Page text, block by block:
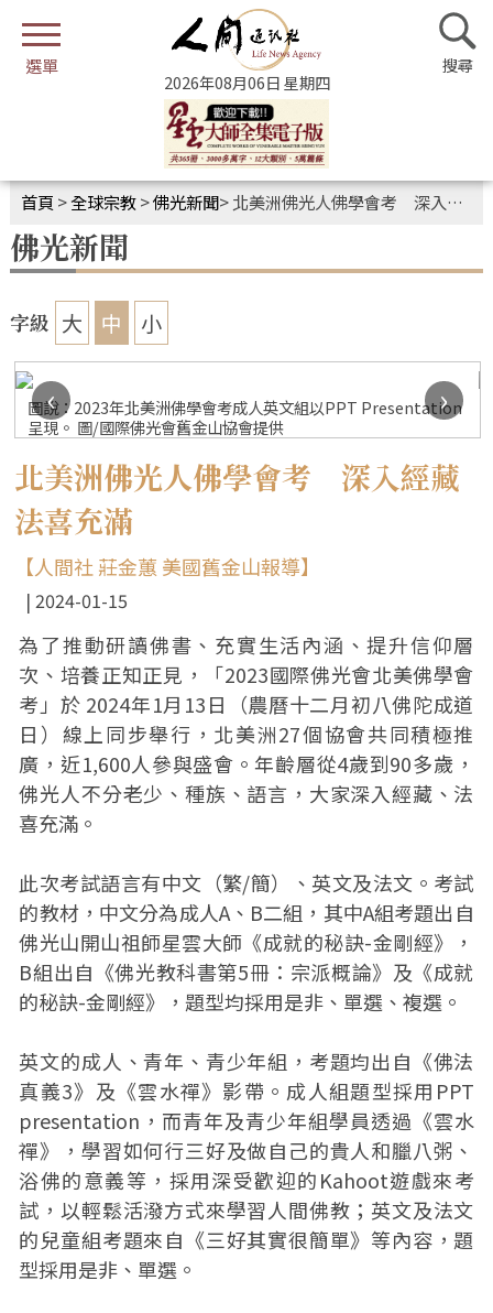
2026年08月06日 星期四
首頁 >全球宗教>佛光新聞>北美洲佛光人佛學會考 深入經藏法喜充滿
佛光新聞
字級 大 中 小
圖說：2023年北美洲佛學會考成人英文組以PPT Presentation
呈現。 圖/國際佛光會舊金山協會提供
‹
›
北美洲佛光人佛學會考 深入經藏
法喜充滿
【人間社 莊金蕙 美國舊金山報導】
2024-01-15
為了推動研讀佛書、充實生活內涵、提升信仰層
次、培養正知正見，「2023國際佛光會北美佛學會
考」於 2024年1月13日（農曆十二月初八佛陀成道
日）線上同步舉行，北美洲27個協會共同積極推
廣，近1,600人參與盛會。年齡層從4歲到90多歲，
佛光人不分老少、種族、語言，大家深入經藏、法
喜充滿。
此次考試語言有中文（繁/簡）、英文及法文。考試
的教材，中文分為成人A、B二組，其中A組考題出自
佛光山開山祖師星雲大師《成就的秘訣-金剛經》，
B組出自《佛光教科書第5冊：宗派概論》及《成就
的秘訣-金剛經》，題型均採用是非、單選、複選。
英文的成人、青年、青少年組，考題均出自《佛法
真義3》及《雲水禪》影帶。成人組題型採用PPT
presentation，而青年及青少年組學員透過《雲水
禪》，學習如何行三好及做自己的貴人和臘八粥、
浴佛的意義等，採用深受歡迎的Kahoot遊戲來考
試，以輕鬆活潑方式來學習人間佛教；英文及法文
的兒童組考題來自《三好其實很簡單》等內容，題
型採用是非、單選。